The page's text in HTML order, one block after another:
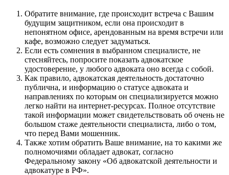
Обратите внимание, где происходит встреча с Вашим
будущим защитником, если она происходит в
непонятном офисе, арендованным на время встречи или
кафе, возможно следует задуматься.
Если есть сомнения в выбранном специалисте, не
стесняйтесь, попросите показать адвокатское
удостоверение, у любого адвоката оно всегда с собой.
Как правило, адвокатская деятельность достаточно
публична, и информацию о статусе адвоката и
направлениях по которым он специализируется можно
легко найти на интернет-ресурсах. Полное отсутствие
такой информации может свидетельствовать об очень не
большом стаже деятельности специалиста, либо о том,
что перед Вами мошенник.
Также хотим обратить Ваше внимание, на то какими же
полномочиями обладает адвокат, согласно
Федеральному закону «Об адвокатской деятельности и
адвокатуре в РФ».